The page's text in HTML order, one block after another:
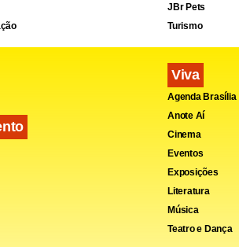
JBr Pets
Turismo
Viva
Agenda Brasília
Anote Aí
Cinema
Eventos
Exposições
Literatura
Música
Teatro e Dança